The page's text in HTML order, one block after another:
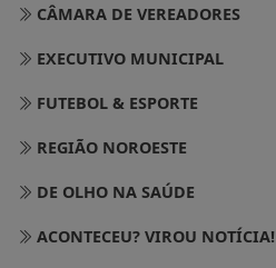
CÂMARA DE VEREADORES
EXECUTIVO MUNICIPAL
FUTEBOL & ESPORTE
REGIÃO NOROESTE
DE OLHO NA SAÚDE
ACONTECEU? VIROU NOTÍCIA!